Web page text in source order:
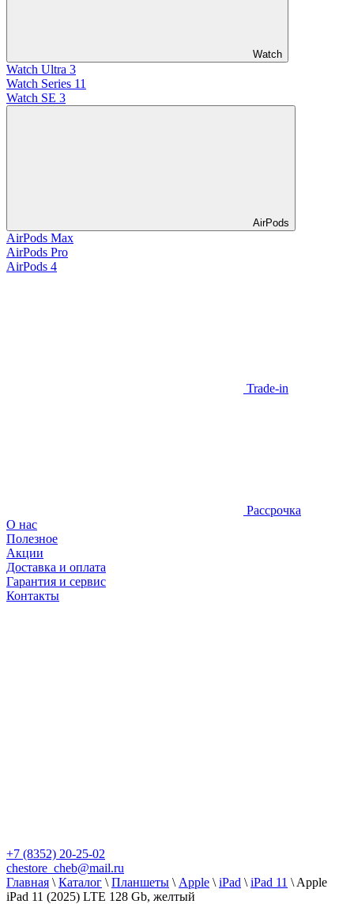
Watch
Watch Ultra 3
Watch Series 11
Watch SE 3
AirPods
AirPods Max
AirPods Pro
AirPods 4
Trade-in
Рассрочка
О нас
Полезное
Акции
Доставка и оплата
Гарантия и сервис
Контакты
+7 (8352) 20-25-02
chestore_cheb@mail.ru
Главная \ Каталог \ Планшеты \ Apple \ iPad \ iPad 11 \ Apple
iPad 11 (2025) LTE 128 Gb, желтый